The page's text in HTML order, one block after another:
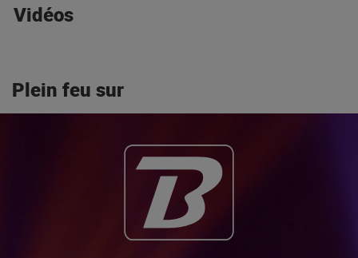
Vidéos
Plein feu sur